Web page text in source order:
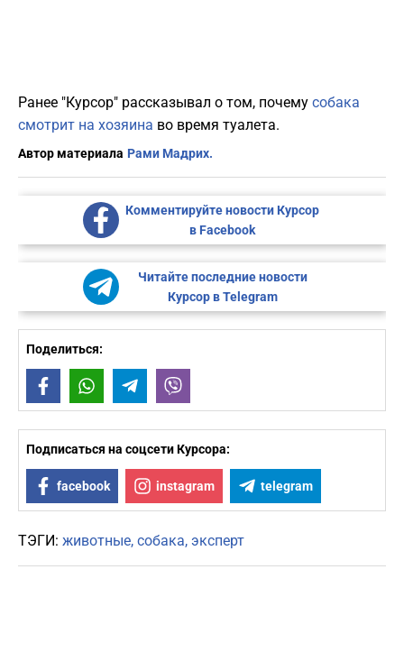
Ранее "Курсор" рассказывал о том, почему собака
смотрит на хозяина во время туалета.
Автор материала Рами Мадрих.
Комментируйте новости Курсор
в Facebook
Читайте последние новости
Курсор в Telegram
Поделиться:
FacebookWhatsAppTelegram
Подписаться на соцсети Курсора:
facebook instagram telegram
ТЭГИ: животные собака эксперт